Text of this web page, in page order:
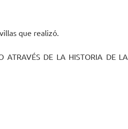
que realizó.
ATRAVÉS DE LA HISTORIA DE LA